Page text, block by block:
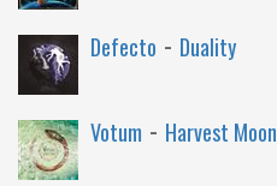
Defecto - Duality
Votum - Harvest Moon